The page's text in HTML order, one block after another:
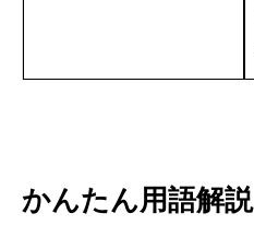
かんたん用語解説